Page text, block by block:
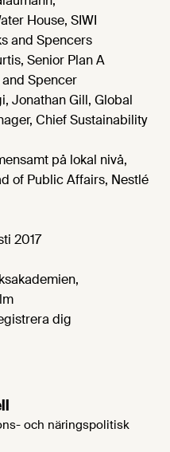
House, SIWI
and Spencers
Senior Plan A
Spencer
Jonathan Gill, Global
Chief Sustainability
på lokal nivå,
of Public Affairs, Nestlé
2017
dig
och näringspolitisk